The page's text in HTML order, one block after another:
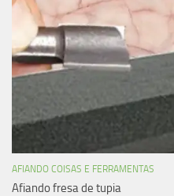
AFIANDO COISAS E FERRAMENTAS
Afiando fresa de tupia